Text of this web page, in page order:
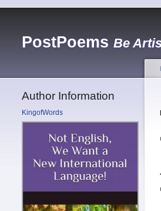
PostPoems Be
Author Information
KingofWords